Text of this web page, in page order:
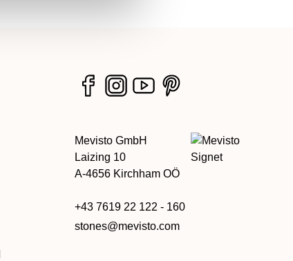
Mevisto GmbH
Laizing 10
A-4656 Kirchham OÖ
+43 7619 22 122 - 160
stones@mevisto.com